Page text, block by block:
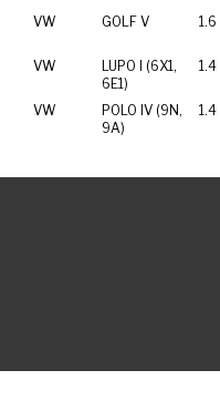
VW GOLF V 1.6
VW
LUPO I (6X1,
6E1)
1.4
VW
POLO IV (9N,
9A)
1.4